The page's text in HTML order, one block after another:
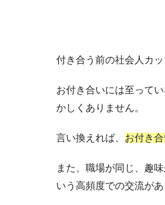
付き合う前の社会人カ
お付き合いには至って
かしくありません。
言い換えれば、 お付き
また、職場が同じ、趣
いう高頻度での交流があ